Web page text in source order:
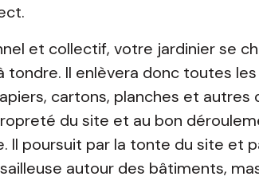
et collectif, votre jardinier se
tondre. Il enlèvera donc toutes
cartons, planches et autres
du site et au bon
Il poursuit par la tonte du site et
autour des bâtiments,